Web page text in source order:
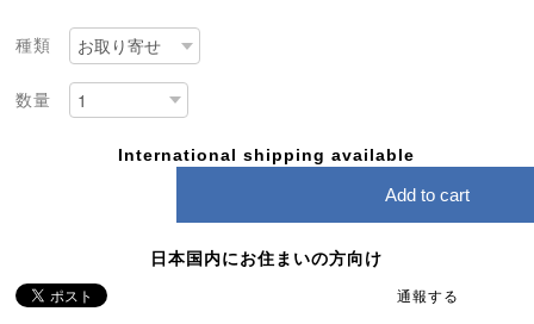
種類
数量
International shipping available
Add to cart
日本国内にお住まいの方向け
通報する